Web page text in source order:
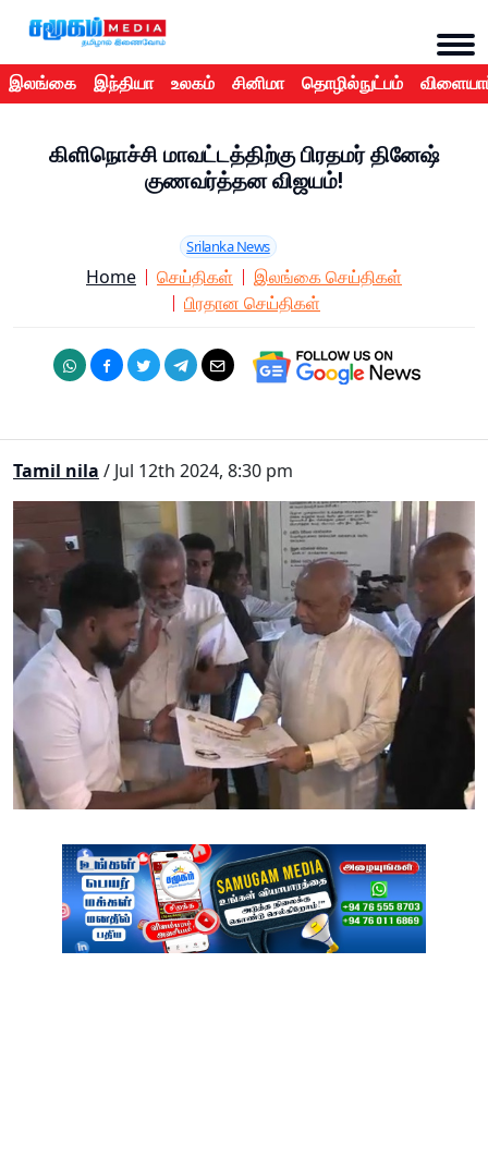
இலங்கை இந்தியா உலகம் சினிமா தொழில்நுட்பம்
கிளிநொச்சி மாவட்டத்திற்கு பிரதமர் தினேஷ்
குணவர்த்தன விஜயம்!
Srilanka News
Home செய்திகள்
இலங்கை செய்திகள்
பிரதான செய்திகள்
Tamil nila / Jul 12th 2024, 8:30 pm